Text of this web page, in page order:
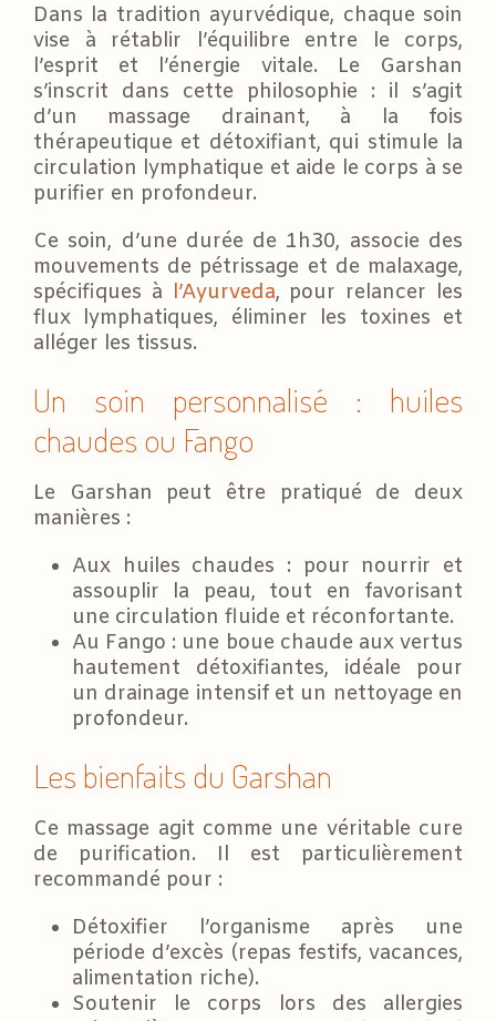
Dans la tradition ayurvédique, chaque soin
vise à rétablir l’équilibre entre le corps,
l’esprit et l’énergie vitale. Le Garshan
s’inscrit dans cette philosophie : il s’agit
d’un massage drainant, à la fois
thérapeutique et détoxifiant, qui stimule la
circulation lymphatique et aide le corps à se
purifier en profondeur.
Ce soin, d’une durée de 1h30, associe des
mouvements de pétrissage et de malaxage,
spécifiques à l’Ayurveda, pour relancer les
flux lymphatiques, éliminer les toxines et
alléger les tissus.
Un soin personnalisé : huiles
chaudes ou Fango
Le Garshan peut être pratiqué de deux
manières :
Aux huiles chaudes : pour nourrir et
assouplir la peau, tout en favorisant
une circulation fluide et réconfortante.
Au Fango : une boue chaude aux vertus
hautement détoxifiantes, idéale pour
un drainage intensif et un nettoyage en
profondeur.
Les bienfaits du Garshan
Ce massage agit comme une véritable cure
de purification. Il est particulièrement
recommandé pour :
Détoxifier l’organisme après une
période d’excès (repas festifs, vacances,
alimentation riche).
Soutenir le corps lors des allergies